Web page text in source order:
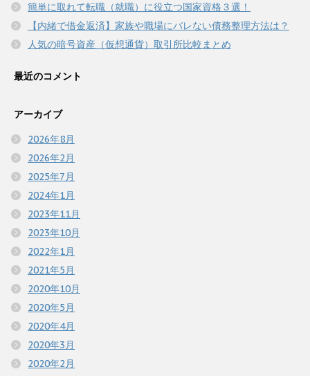
簡単に取れて転職（就職）に役立つ国家資格３選！
【内緒で借金返済】家族や職場にバレない債務整理方法は？
人気の暗号資産（仮想通貨）取引所比較まとめ
最近のコメント
アーカイブ
2026年8月
2026年2月
2025年7月
2024年1月
2023年11月
2023年10月
2022年1月
2021年5月
2020年10月
2020年5月
2020年4月
2020年3月
2020年2月